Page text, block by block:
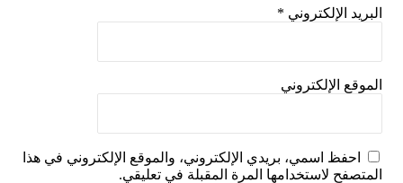
البريد الإلكتروني *
الموقع الإلكتروني
احفظ اسمي، بريدي الإلكتروني، والموقع الإلكتروني في هذا
المتصفح لاستخدامها المرة المقبلة في تعليقي.